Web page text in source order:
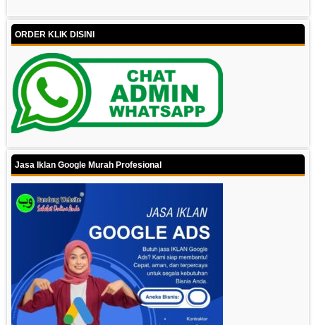
ORDER KLIK DISINI
Jasa Iklan Google Murah Profesional